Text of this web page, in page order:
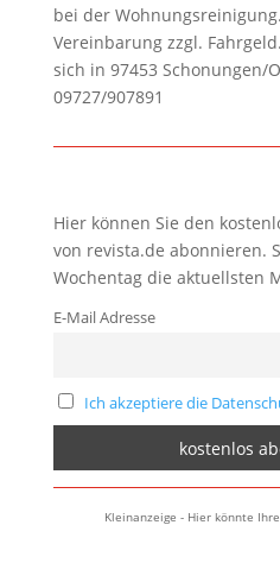
bei der
Vereinbarung zzgl.
sich in 97453 Schonungen/
09727/907891
Hier können Sie den
von revista.de abonnieren.
Wochentag die aktuellsten
E-Mail Adresse
Ich akzeptiere die
Kleinanzeige - Hier könnte